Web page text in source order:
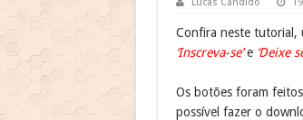
Confira neste tutorial,
‘Inscreva-se’e ‘Deixe
Os botões foram
possível fazer o